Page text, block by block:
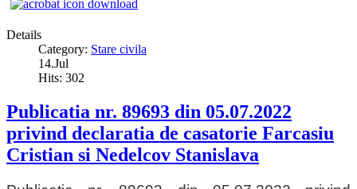
Details
Category: Stare civila
14.Jul
Hits: 302
Publicatia nr. 89693 din 05.07.2022
privind declaratia de casatorie Farcasiu
Cristian si Nedelcov Stanislava